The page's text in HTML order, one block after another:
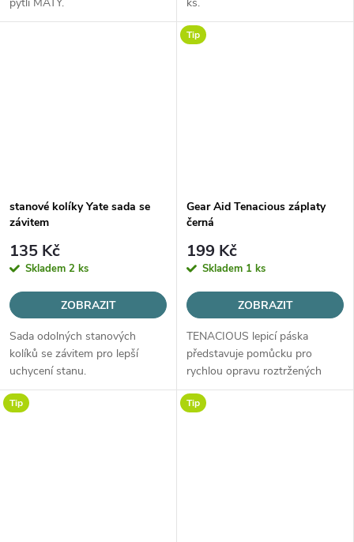
stanové kolíky Yate sada se
závitem
135 Kč
Skladem 2 ks
ZOBRAZIT
Sada odolných stanových
kolíků se závitem pro lepší
uchycení stanu.
Tip
Gear Aid Tenacious záplaty
černá
199 Kč
Skladem 1 ks
ZOBRAZIT
TENACIOUS lepicí páska
představuje pomůcku pro
rychlou opravu roztržených
zátěrovaných i nezátěrovaných
tkanin přímo v terénu.
Tip Tip